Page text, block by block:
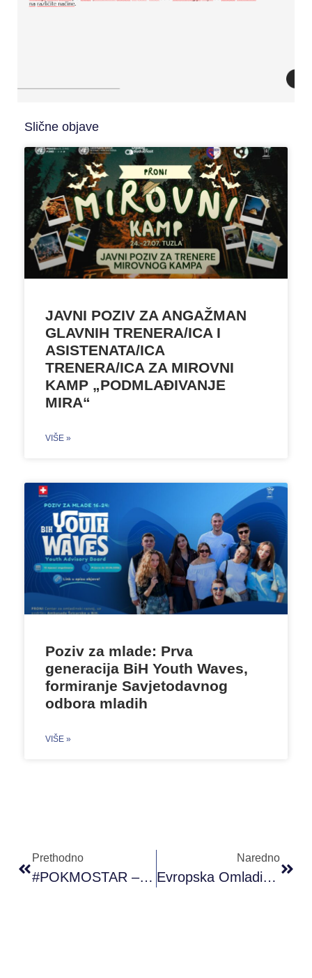
Slične objave
JAVNI POZIV ZA ANGAŽMAN
GLAVNIH TRENERA/ICA I
ASISTENATA/ICA
TRENERA/ICA ZA MIROVNI
KAMP „PODMLAĐIVANJE
MIRA“
VIŠE »
Poziv za mlade: Prva
generacija BiH Youth Waves,
formiranje Savjetodavnog
odbora mladih
VIŠE »
Prethodno
#POKMOSTAR – “Media True / False”
Naredno
Evropska Omladinska Kartica Uskoro Dostupna Mladima U BiH